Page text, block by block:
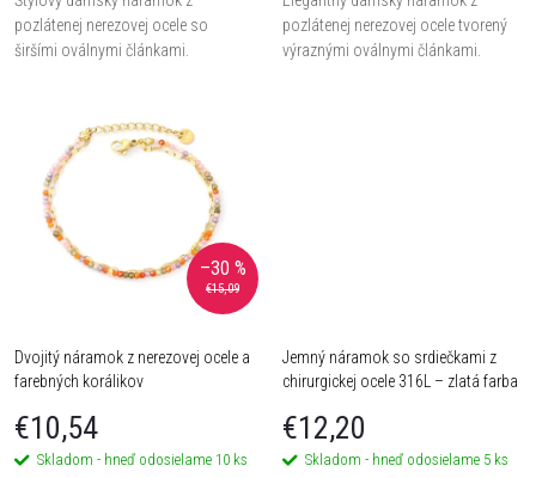
d
v
u
pozlátenej nerezovej ocele so
širšími oválnymi článkami.
pozlátenej nerezovej ocele tvorený
výraznými oválnymi článkami.
€15,09
–30 %
Dvojitý náramok z nerezovej ocele a
farebných korálikov
€10,54
Skladom - hneď odosielame 10 ks
Jemný náramok so srdiečkami z
chirurgickej ocele 316L – zlatá farba
€12,20
Skladom - hneď odosielame 5 ks